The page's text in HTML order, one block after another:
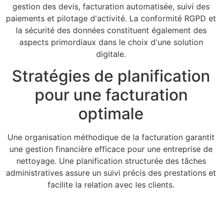
gestion des devis, facturation automatisée, suivi des
paiements et pilotage d'activité. La conformité RGPD et
la sécurité des données constituent également des
aspects primordiaux dans le choix d'une solution
digitale.
Stratégies de planification
pour une facturation
optimale
Une organisation méthodique de la facturation garantit
une gestion financière efficace pour une entreprise de
nettoyage. Une planification structurée des tâches
administratives assure un suivi précis des prestations et
facilite la relation avec les clients.